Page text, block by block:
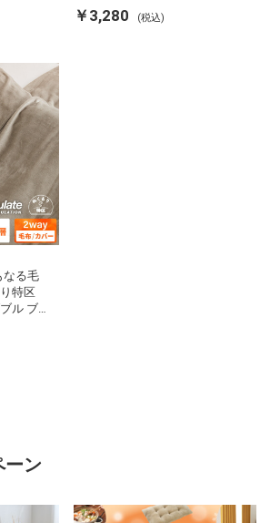
充電式
スリ
使える 軽い 丸洗い 断熱 保温 抗
菌防臭 洗える 防ダニ 軽量 ホコ
￥3,280 (税込)
なる毛
特区
ル ブ
ー フラ
断熱
ーン